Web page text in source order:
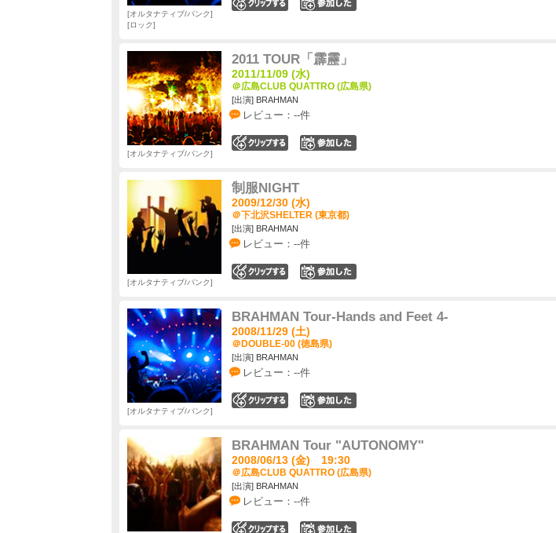
オルタナティブ/パンク
ロック
2011 TOUR「霹靂」
2011/11/09 (水)
＠広島CLUB QUATTRO (広島県)
[出演] BRAHMAN
レビュー：--件
オルタナティブ/パンク
制服NIGHT
2009/12/30 (水)
＠下北沢SHELTER (東京都)
[出演] BRAHMAN
レビュー：--件
オルタナティブ/パンク
BRAHMAN Tour-Hands and Feet 4-
2008/11/29 (土)
＠DOUBLE-00 (徳島県)
[出演] BRAHMAN
レビュー：--件
オルタナティブ/パンク
BRAHMAN Tour "AUTONOMY"
2008/06/13 (金) 19:30
＠広島CLUB QUATTRO (広島県)
[出演] BRAHMAN
レビュー：--件